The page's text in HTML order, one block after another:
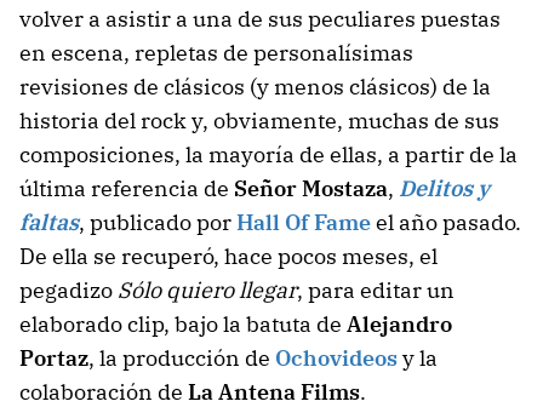
volver a asistir a una de sus peculiares puestas
en escena, repletas de personalísimas
revisiones de clásicos (y menos clásicos) de la
historia del rock y, obviamente, muchas de sus
composiciones, la mayoría de ellas, a partir de la
última referencia de Señor Mostaza, Delitos y
faltas, publicado porHall Of Fameel año pasado.
De ella se recuperó, hace pocos meses, el
pegadizo Sólo quiero llegar, para editar un
elaborado clip, bajo la batuta de Alejandro
Portaz, la producción de Ochovideosy la
colaboración de La Antena Films.